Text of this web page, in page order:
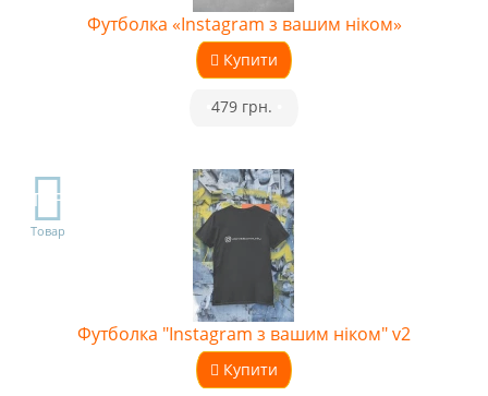
Футболка «Instagram з вашим ніком»
Купити
479 грн.
TOP
Товар
Футболка "Instagram з вашим ніком" v2
Купити